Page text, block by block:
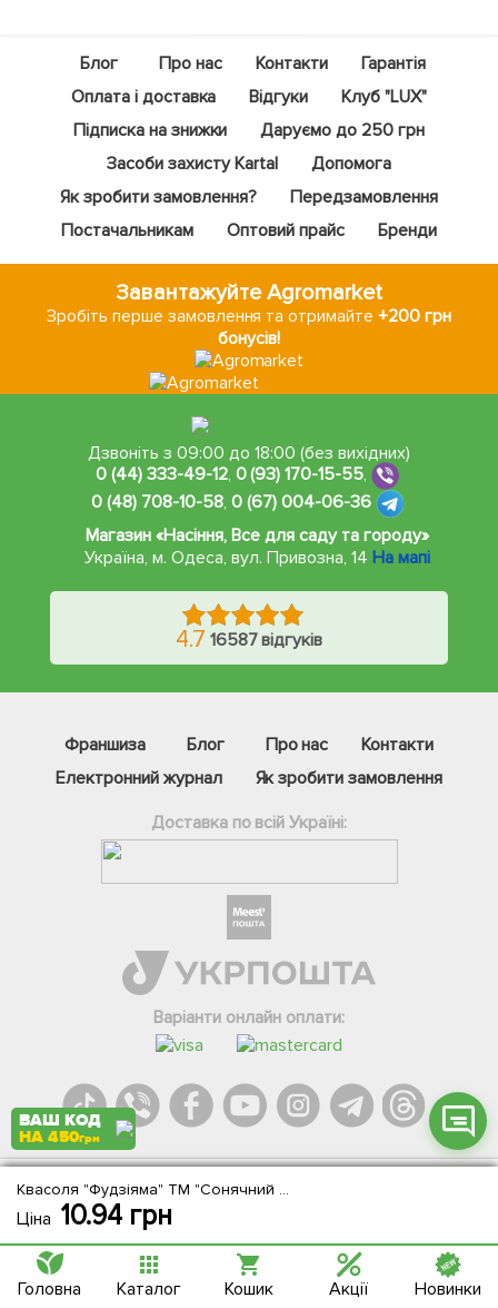
Блог Про нас Контакти
Гарантія
Оплата і доставка
Відгуки
Клуб "LUX"
Підписка на знижки
Даруємо до 250 грн
Засоби захисту Kartal
Допомога
Як зробити замовлення?
Передзамовлення
Постачальникам
Оптовий прайс Бренди
Квасоля "Фудзіяма" ТМ "Сонячний березень" 10шт NEW
Ціна 10.94грн
Завантажуйте Agromarket
Зробіть перше замовлення та отримайте+200 грн
бонусів!
Дзвоніть з 09:00 до 18:00 (без вихідних)
0 (44) 333-49-12, 0 (93) 170-15-55,
0 (48) 708-10-58, 0 (67) 004-06-36
Магазин «Насіння, Все для саду та городу»
Україна, м. Одеса,вул. Привозна, 14 На мапі
4.7 16587 відгуків
Франшиза Блог Про нас
Контакти
Електронний журнал
Як зробити замовлення
Доставка по всій Україні:
Варіанти онлайн оплати:
Agromarket.Copyright © 2013-2026. Всі права захищені
Інстаграм
Онлайн чат
ВАШ КОД
НА 450грн
Головна Каталог Кошик Акції Новинки